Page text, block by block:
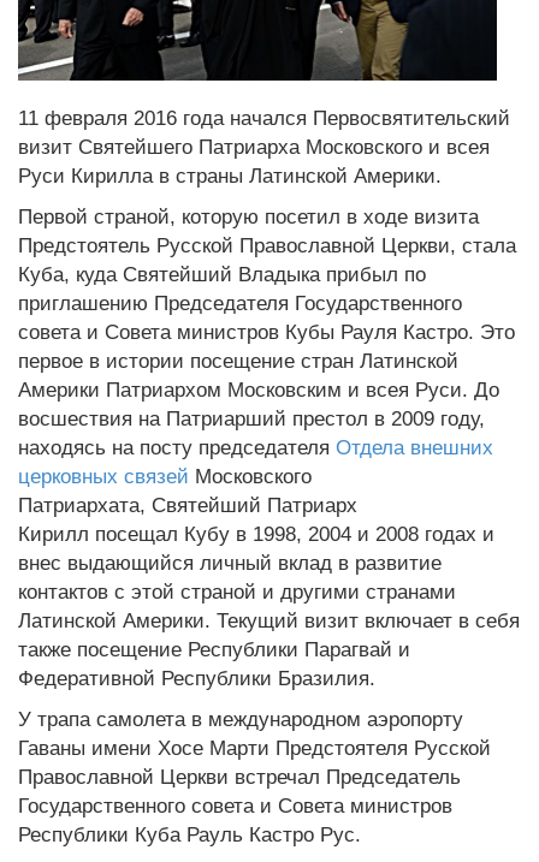
11 февраля 2016 года начался Первосвятительский
визит Святейшего Патриарха Московского и всея
Руси Кирилла в страны Латинской Америки.
Первой страной, которую посетил в ходе визита
Предстоятель Русской Православной Церкви, стала
Куба, куда Святейший Владыка прибыл по
приглашению Председателя Государственного
совета и Совета министров Кубы Рауля Кастро. Это
первое в истории посещение стран Латинской
Америки Патриархом Московским и всея Руси. До
восшествия на Патриарший престол в 2009 году,
находясь на посту председателя Отдела внешних
церковных связей Московского
Патриархата, Святейший Патриарх
Кирилл посещал Кубу в 1998, 2004 и 2008 годах и
внес выдающийся личный вклад в развитие
контактов с этой страной и другими странами
Латинской Америки. Текущий визит включает в себя
также посещение Республики Парагвай и
Федеративной Республики Бразилия.
У трапа самолета в международном аэропорту
Гаваны имени Хосе Марти Предстоятеля Русской
Православной Церкви встречал Председатель
Государственного совета и Совета министров
Республики Куба Рауль Кастро Рус.